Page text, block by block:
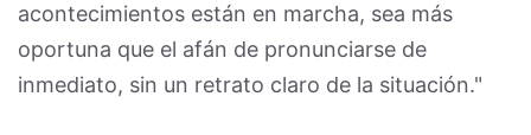
acontecimientos están en marcha, sea más
oportuna que el afán de pronunciarse de
inmediato, sin un retrato claro de la situación."